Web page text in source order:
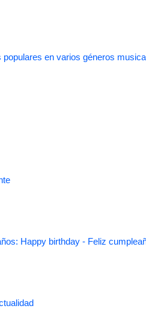
en varios géneros
Happy birthday - Feliz